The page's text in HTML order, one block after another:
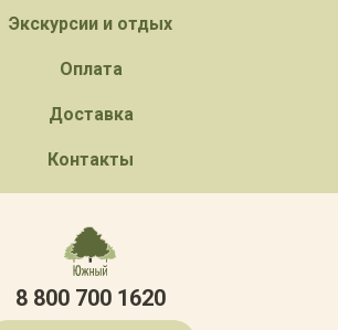
Экскурсии и отдых
Оплата
Доставка
Контакты
8 800 700 1620